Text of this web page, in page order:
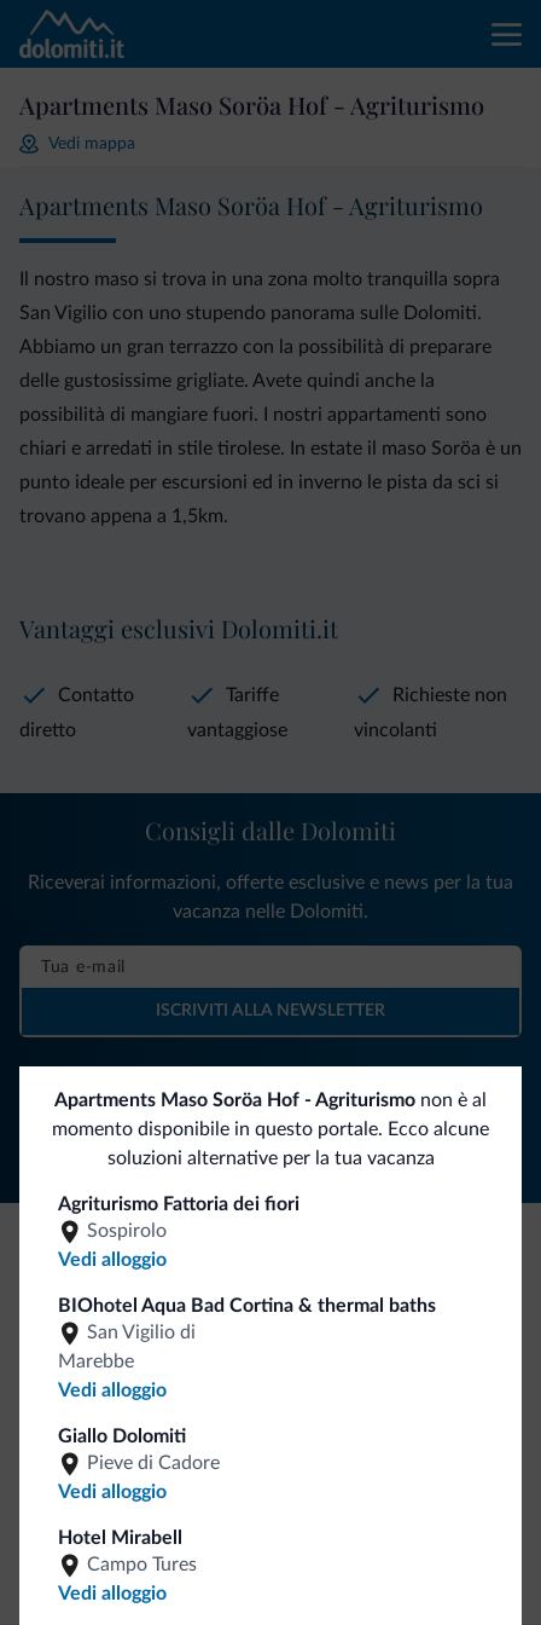
Apartments Maso Soröa Hof - Agriturismo
Vedi mappa
Apartments Maso Soröa Hof - Agriturismo
Il nostro maso si trova in una zona molto tranquilla sopra
San Vigilio con uno stupendo panorama sulle Dolomiti.
Abbiamo un gran terrazzo con la possibilità di preparare
delle gustosissime grigliate. Avete quindi anche la
possibilità di mangiare fuori. I nostri appartamenti sono
chiari e arredati in stile tirolese. In estate il maso Soröa è un
punto ideale per escursioni ed in inverno le pista da sci si
trovano appena a 1,5km.
Apartments Maso Soröa Hof - Agriturismo non è al
momento disponibile in questo portale. Ecco alcune
soluzioni alternative per la tua vacanza
Agriturismo Fattoria dei fiori
Sospirolo
Vedi alloggio
BIOhotel Aqua Bad Cortina & thermal baths
San Vigilio di
Marebbe
Vedi alloggio
Giallo Dolomiti
Pieve di Cadore
Vedi alloggio
Hotel Mirabell
Campo Tures
Vedi alloggio
Vantaggi esclusivi Dolomiti.it
Contatto
diretto
Tariffe
vantaggiose
Richieste non
vincolanti
Segui Dolomiti.it
Consigli dalle Dolomiti
Riceverai informazioni, offerte esclusive e news per la tua
vacanza nelle Dolomiti.
ISCRIVITI ALLA NEWSLETTER
Be Original, scopri la nuova collezione
Ce l'avete chiesto in tanti. Ecco la nuova collezione firmata
Dolomiti.it!